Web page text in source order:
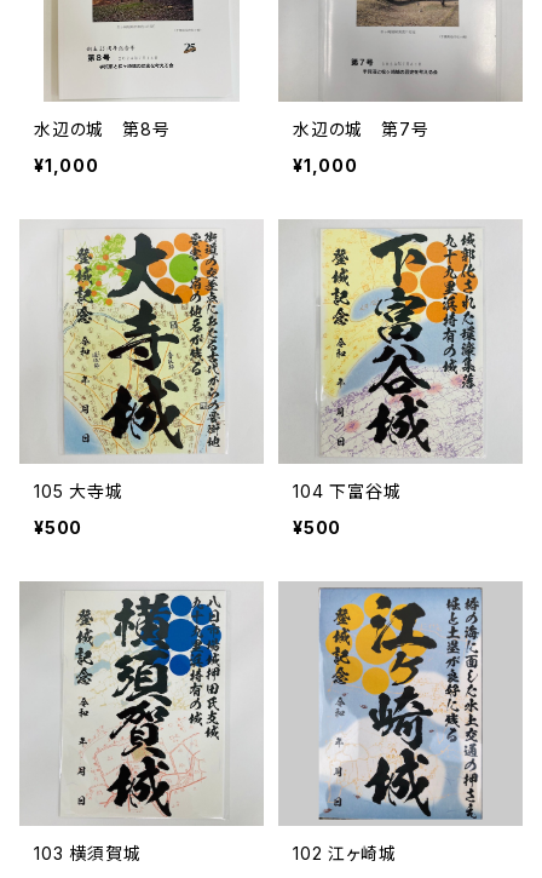
水辺の城 第8号
¥1,000
水辺の城 第7号
¥1,000
105 大寺城
¥500
104 下富谷城
¥500
103 横須賀城
102 江ヶ崎城